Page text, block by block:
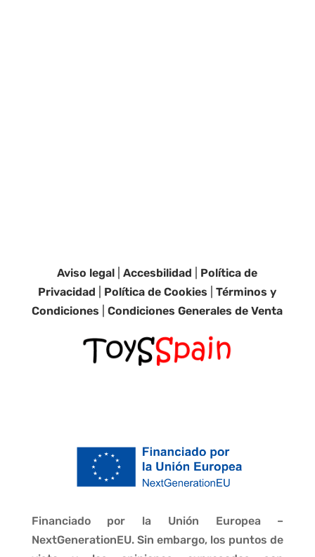
Aviso legal |Accesbilidad
Política de
Privacidad
Política de Cookies |Términos y
Condiciones |Condiciones Generales de Venta
Financiado por la Unión Europea –
NextGenerationEU. Sin embargo, los puntos de